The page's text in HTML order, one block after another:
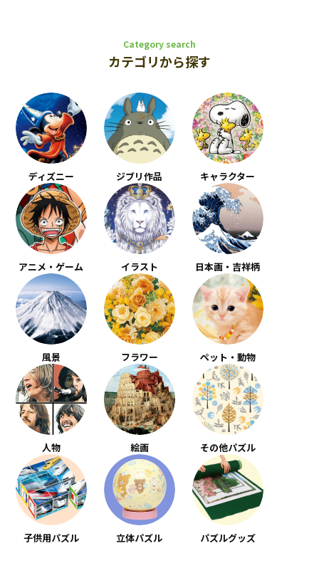
Category search
カテゴリから探す
ディズニー ジブリ作品 キャラクター
アニメ・ゲーム イラスト 日本画・吉祥柄
風景 フラワー ペット・動物
人物 絵画 その他パズル
子供用パズル 立体パズル パズルグッズ